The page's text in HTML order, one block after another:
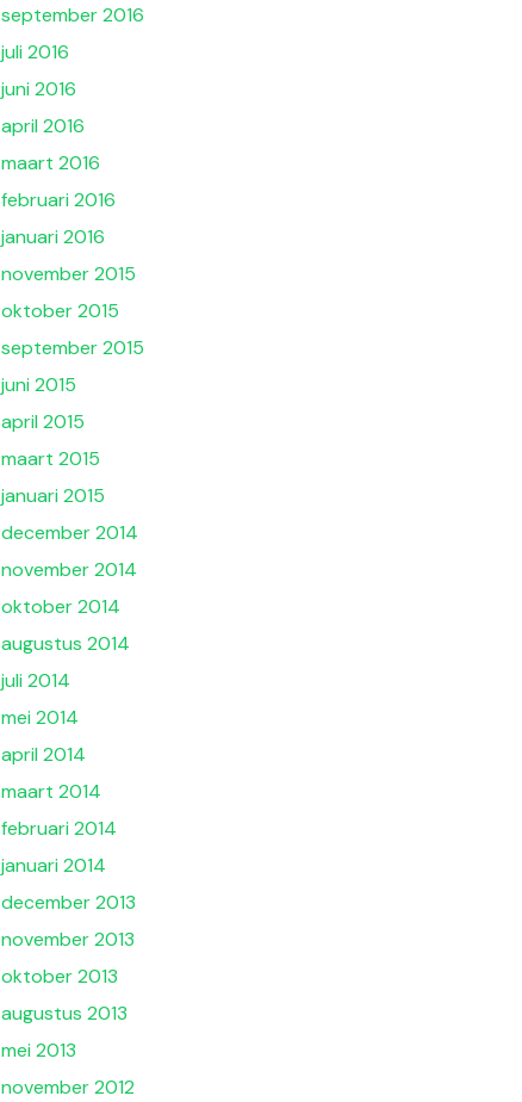
september 2016
juli 2016
juni 2016
april 2016
maart 2016
februari 2016
januari 2016
november 2015
oktober 2015
september 2015
juni 2015
april 2015
maart 2015
januari 2015
december 2014
november 2014
oktober 2014
augustus 2014
juli 2014
mei 2014
april 2014
maart 2014
februari 2014
januari 2014
december 2013
november 2013
oktober 2013
augustus 2013
mei 2013
november 2012